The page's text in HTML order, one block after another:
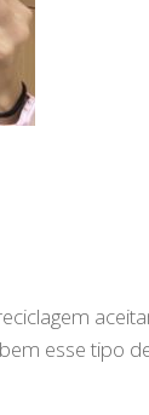
esse tipo